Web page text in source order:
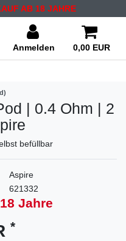
AB 18 JAHRE
Anmelden 0,00 EUR
| 0.4 Ohm | 2
befüllbar
Aspire
621332
Jahre
*